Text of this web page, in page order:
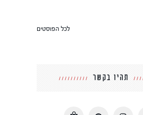
לכל הפוסטים
תהיו בקשר